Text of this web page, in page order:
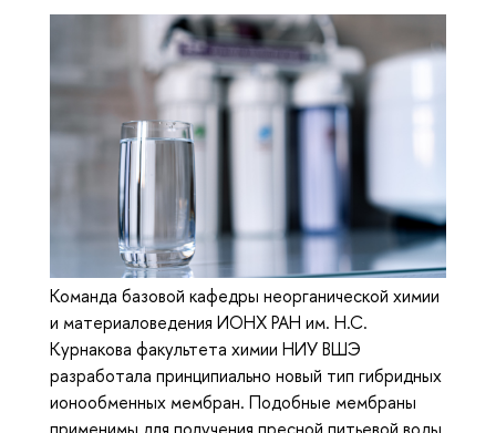
Команда базовой кафедры неорганической химии
и материаловедения ИОНХ РАН им. Н.С.
Курнакова факультета химии НИУ ВШЭ
разработала принципиально новый тип гибридных
ионообменных мембран. Подобные мембраны